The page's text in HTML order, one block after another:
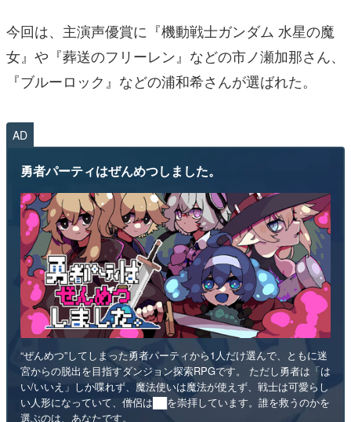
今回は、主演声優賞に『機動戦士ガンダム 水星の魔
女』や『葬送のフリーレン』などの市ノ瀬加那さん、
『ブルーロック』などの浦和希さんが選ばれた。
AD
勇者パーティはぜんめつしました。
“ぜんめつ”してしまった勇者パーティから1人だけ選んで、ともに迷
宮からの脱出を目指すダンジョン探索RPGです。 ただし勇者は「は
い/いいえ」しか喋れず、魔法使いは魔法が使えず、戦士は可愛らし
い人形になっていて、僧侶は██を崇拝しています。誰を救うのかを
選ぶのは、あなたです。